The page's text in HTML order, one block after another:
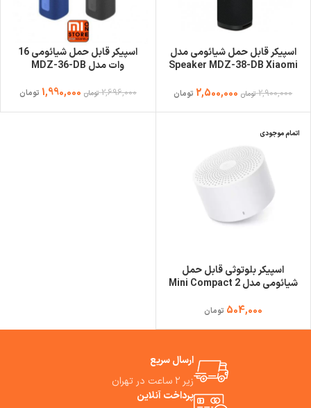
اسپیکر قابل حمل شیائومی مدل
Speaker MDZ-38-DB Xiaomi
2,900,000 تومان 2,500,000 تومان
اسپیکر قابل حمل شیائومی 16
وات مدل MDZ-36-DB
2,696,000 تومان 1,990,000 تومان
اتمام موجودی
اسپیکر بلوتوثی قابل حمل
شیائومی مدل Mini Compact 2
504,000 تومان
ارسال سریع
زیر ۲ ساعت در تهران
پرداخت آنلاین